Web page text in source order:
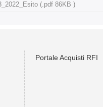
(.pdf 86KB )
Portale Acquisti RFI